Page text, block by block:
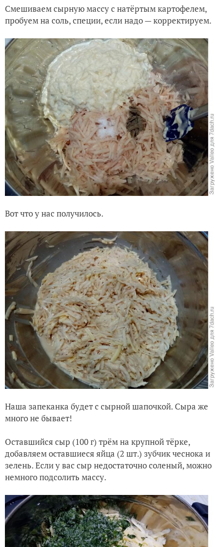
Смешиваем сырную массу с натёртым картофелем,
пробуем на соль, специи, если надо — корректируем.
Вот что у нас получилось.
Наша запеканка будет с сырной шапочкой. Сыра же
много не бывает!
Оставшийся сыр (100 г) трём на крупной тёрке,
добавляем оставшиеся яйца (2 шт.) зубчик чеснока и
зелень. Если у вас сыр недостаточно соленый, можно
немного подсолить массу.